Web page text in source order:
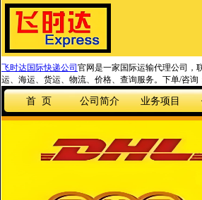
飞时达国际快递公司 官网是一家国际运输代理公司，
运、海运、货运、物流、价格、查询服务。下单/咨询
首 页 公司简介 业务项目